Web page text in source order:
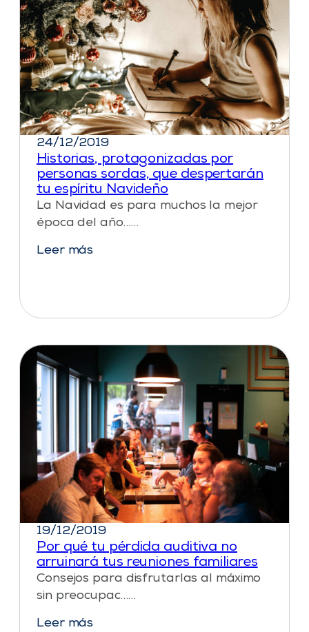
24/12/2019
Historias, protagonizadas por
personas sordas, que despertarán
tu espíritu Navideño
La Navidad es para muchos la mejor
época del año……
Leer más
19/12/2019
Por qué tu pérdida auditiva no
arruinará tus reuniones familiares
Consejos para disfrutarlas al máximo
sin preocupac……
Leer más